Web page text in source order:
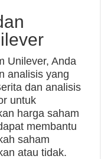
Unilever, Anda
analisis yang
dan analisis
untuk
harga saham
membantu
saham
atau tidak.